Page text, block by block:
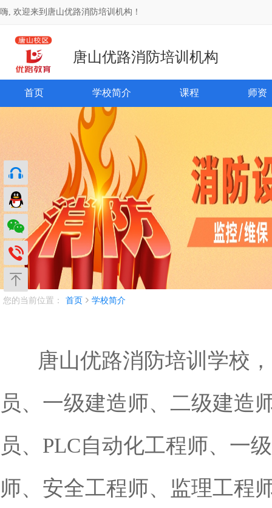
嗨, 欢迎来到唐山优路消防培训机构！
唐山优路消防培训机构
首页 学校简介 课程 师资
您的当前位置： 首页 学校简介
唐山优路消防培训学校，
员、一级建造师、二级建造
员、PLC自动化工程师、一
师、安全工程师、监理工程